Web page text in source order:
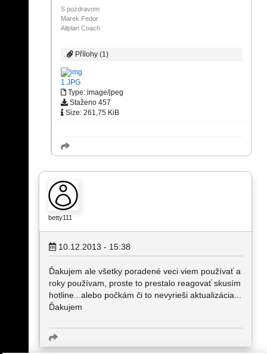
S pozdravom
Marek Fedor
Allplan Coach
Přílohy (1)
1.JPG
Type: image/jpeg
Staženo 457
Size: 261,75 KiB
betty111
10.12.2013 - 15:38
Ďakujem ale všetky poradené veci viem používať a
roky používam, proste to prestalo reagovať skusím
hotline...alebo počkám či to nevyrieši aktualizácia...
Ďakujem